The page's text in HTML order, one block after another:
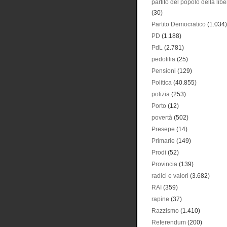
partito del popolo della
(30)
Partito Democratico (1.034)
PD (1.188)
PdL (2.781)
pedofilia (25)
Pensioni (129)
Politica (40.855)
polizia (253)
Porto (12)
povertà (502)
Presepe (14)
Primarie (149)
Prodi (52)
Provincia (139)
radici e valori (3.682)
RAI (359)
rapine (37)
Razzismo (1.410)
Referendum (200)